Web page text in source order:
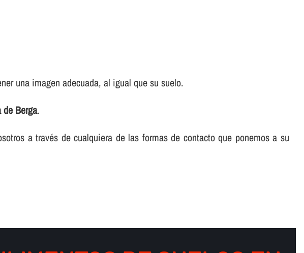
una imagen adecuada, al igual que su suelo.
de Berga.
a través de cualquiera de las formas de contacto que ponemos a su